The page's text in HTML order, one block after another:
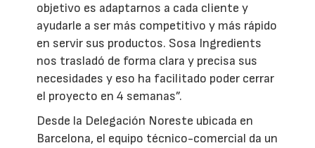
objetivo es adaptarnos a cada cliente y
ayudarle a ser más competitivo y más rápido
en servir sus productos. Sosa Ingredients
nos trasladó de forma clara y precisa sus
necesidades y eso ha facilitado poder cerrar
el proyecto en 4 semanas”.
Desde la Delegación Noreste ubicada en
Barcelona, el equipo técnico-comercial da un